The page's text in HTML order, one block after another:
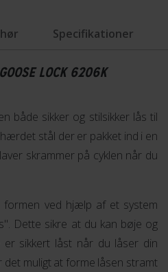
Specifikationer
LOCK 6206K
både sikker og stilsikker lås til
stål der er pakket ind i en
skrammer på cyklen når du
formen ved hjælp af et system
Dette sikre at du kan bøje og
sikkert låst når du låser din
det muligt at forme låsen stramt